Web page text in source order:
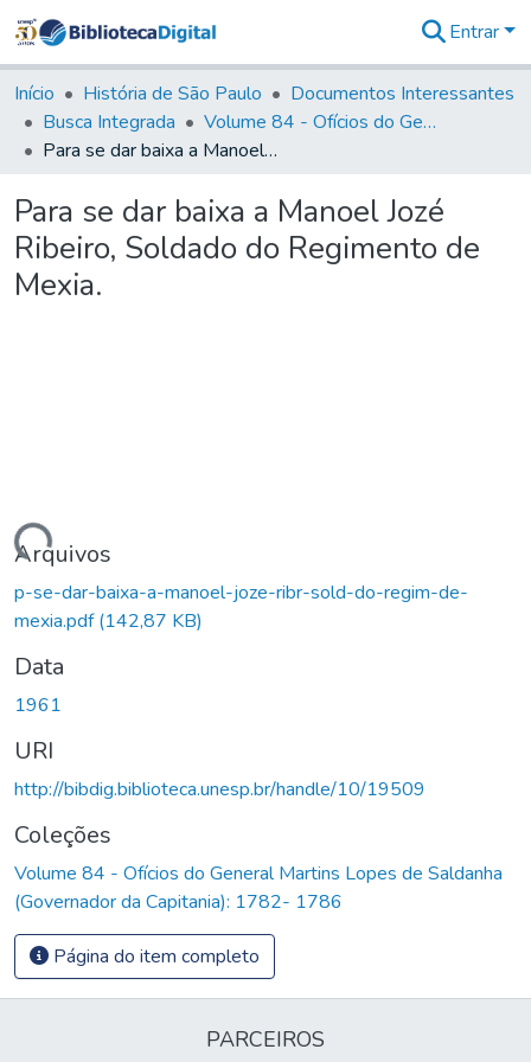
&
Coleções
Tudo na
Biblioteca
Estatísticas
Entrar
Início História de São Paulo
Documentos Interessantes
Busca Integrada
Volume 84 - Ofícios do General Martins Lopes de Saldanha (Governador da Capitania): 1782- 1786
Para se dar baixa a Manoel Jozé Ribeiro, Soldado do Regimento de Mexia.
Para se dar baixa a Manoel Jozé
Ribeiro, Soldado do Regimento de
Mexia.
Arquivos
p-se-dar-baixa-a-manoel-joze-ribr-sold-do-regim-de-
mexia.pdf(142,87 KB)
Data
1961
URI
http://bibdig.biblioteca.unesp.br/handle/10/19509
Coleções
Volume 84 - Ofícios do General Martins Lopes de Saldanha
(Governador da Capitania): 1782- 1786
Página do item completo
PARCEIROS